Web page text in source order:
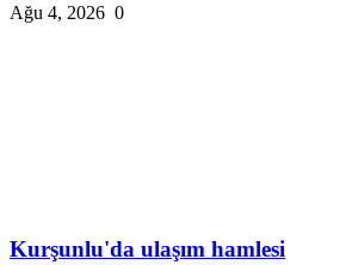
Ağu 4, 2026 0
Kurşunlu'da ulaşım hamlesi